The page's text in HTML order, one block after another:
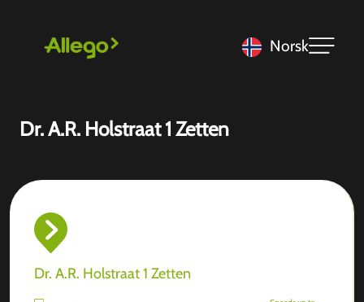
Norsk
Dr. A.R. Holstraat 1 Zetten
Dr. A.R. Holstraat 1 Zetten